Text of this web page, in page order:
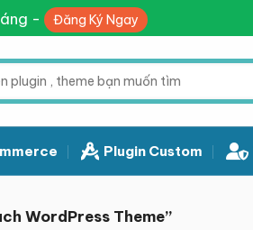
- Đăng Ký Ngay
Plugin Custom
WordPress Theme”